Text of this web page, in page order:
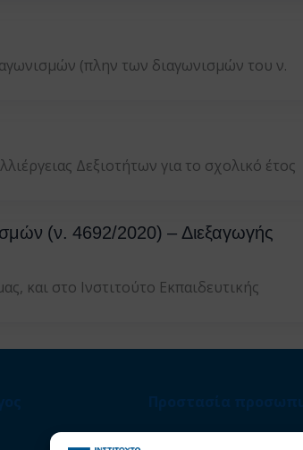
(πλην των διαγωνισμών του ν.
Δεξιοτήτων για το σχολικό έτος
(ν. 4692/2020) – Διεξαγωγής
και στο Ινστιτούτο Εκπαιδευτικής